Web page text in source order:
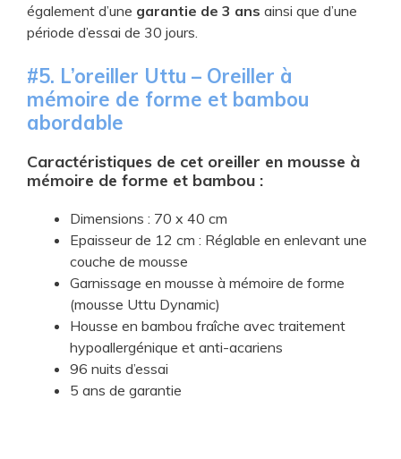
également d’une garantie de 3 ans ainsi que d’une
période d’essai de 30 jours.
#5. ​L’oreiller Uttu – Oreiller à
mémoire de forme et bambou
abordable
Caractéristiques de ​cet oreiller en mousse à
mémoire de forme et bambou :
​Dimensions : 70 x 40 cm
Epaisseur de 12 cm : Réglable en enlevant une
couche de mousse
Garnissage en mousse à mémoire de forme
(mousse Uttu Dynamic)
Housse en bambou fraîche avec traitement
hypoallergénique et anti-acariens
96 nuits d’essai
5 ans de garantie